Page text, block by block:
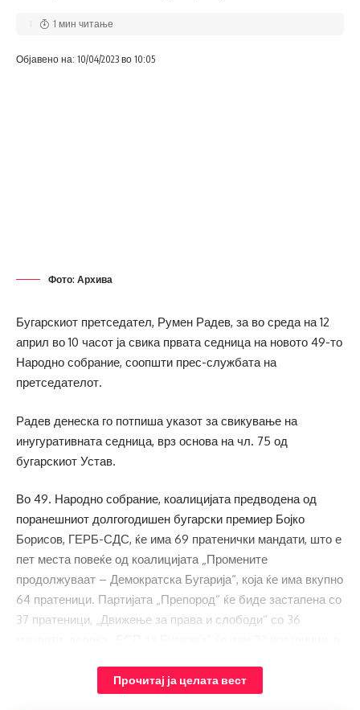
Објавено на: 10/04/2023 во 10:05
1 мин читање
Фото: Архива
Бугарскиот претседател, Румен Радев, за во среда на 12
април во 10 часот ја свика првата седница на новото 49-то
Народно собрание, соопшти прес-службата на
претседателот.
Радев денеска го потпиша указот за свикување на
инугуративната седница, врз основа на чл. 75 од
бугарскиот Устав.
Во 49. Народно собрание, коалицијата предводена од
поранешниот долгогодишен бугарски премиер Бојко
Борисов, ГЕРБ-СДС, ќе има 69 пратенички мандати, што е
пет места повеќе од коалицијата „Промените
продолжуваат – Демократска Бугарија“, која ќе има вкупно
64 пратеници. Партијата „Препород“ ќе биде застапена со
37 пратеници, „Движење за права и слободи“ со 36
Прочитај ја целата вест